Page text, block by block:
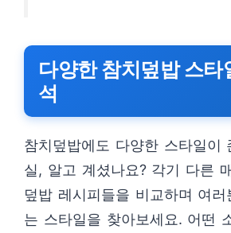
다양한 참치덮밥 스타
석
참치덮밥에도 다양한 스타일이
실, 알고 계셨나요? 각기 다른
덮밥 레시피들을 비교하며 여
는 스타일을 찾아보세요. 어떤